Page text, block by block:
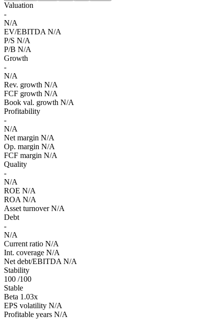
Valuation
-
N/A
EV/EBITDA N/A
P/S N/A
P/B N/A
Growth
-
N/A
Rev. growth N/A
FCF growth N/A
Book val. growth N/A
Profitability
-
N/A
Net margin N/A
Op. margin N/A
FCF margin N/A
Quality
-
N/A
ROE N/A
ROA N/A
Asset turnover N/A
Debt
-
N/A
Current ratio N/A
Int. coverage N/A
Net debt/EBITDA N/A
Stability
100 /100
Stable
Beta 1.03x
EPS volatility N/A
Profitable years N/A